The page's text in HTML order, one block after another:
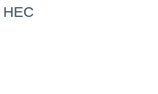
HEC